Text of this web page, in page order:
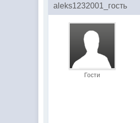
aleks1232001_гость
Гости